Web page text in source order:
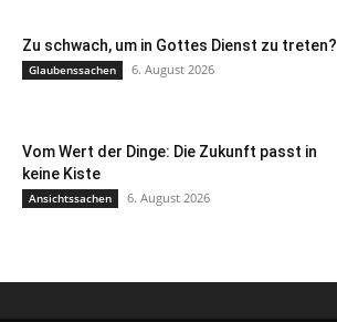
Zu schwach, um in Gottes Dienst zu treten?
Glaubenssachen 6. August 2026
Vom Wert der Dinge: Die Zukunft passt in
keine Kiste
Ansichtssachen 6. August 2026